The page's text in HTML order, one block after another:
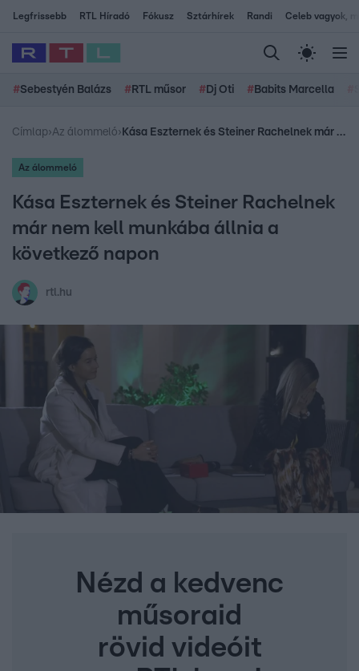
Legfrissebb RTL Híradó Fókusz Sztárhírek Randi Celeb vagyok,
#Sebestyén Balázs # RTL műsor # Dj Oti # Babits Marcella
Címlap›Az álommeló› Kása Eszternek és Steiner Rachelnek már nem kell munkába állnia a következő napon
Az álommeló
Kása Eszternek és Steiner Rachelnek
már nem kell munkába állnia a
következő napon
rtl.hu
Nézd a kedvenc
műsoraid
rövid videóit